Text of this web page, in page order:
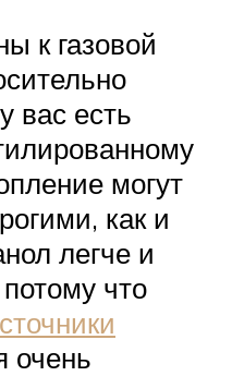
к газовой
вас есть
могут
как и
легче и
что
очень